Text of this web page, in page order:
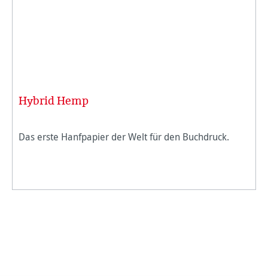
Hybrid Hemp
Das erste Hanfpapier der Welt für den Buchdruck.